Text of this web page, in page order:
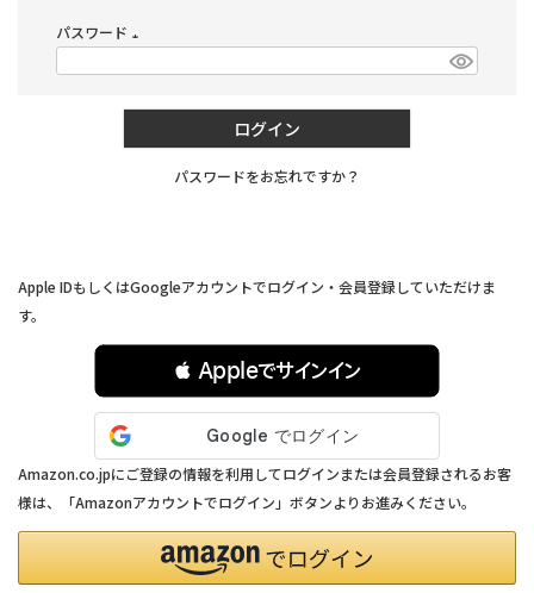
パスワード
(必
ログイン
パスワードをお忘れですか？
Apple IDもしくはGoogleアカウントでログイン・会員登録していただけま
す。
 Appleでサインイン
Amazon.co.jpにご登録の情報を利用してログインまたは会員登録されるお客
様は、「Amazonアカウントでログイン」ボタンよりお進みください。